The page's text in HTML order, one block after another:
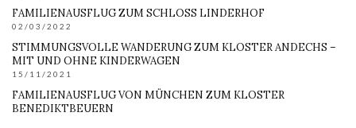
FAMILIENAUSFLUG ZUM SCHLOSS LINDERHOF
02/03/2022
STIMMUNGSVOLLE WANDERUNG ZUM KLOSTER ANDECHS –
MIT UND OHNE KINDERWAGEN
15/11/2021
FAMILIENAUSFLUG VON MÜNCHEN ZUM KLOSTER
BENEDIKTBEUERN